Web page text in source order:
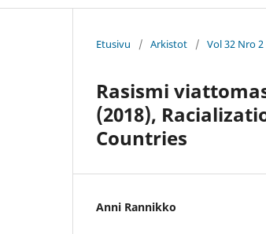
Etusivu / Arkistot / Vol 32 Nro 2
Rasismi
(2018),
Countries
Anni Rannikko